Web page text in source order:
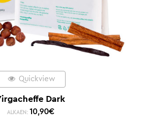
Quickview
Dark
ALKAEN: 10,90€